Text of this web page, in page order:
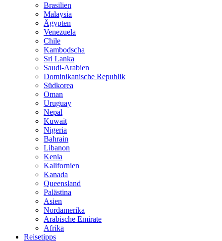
Brasilien
Malaysia
Ägypten
Venezuela
Chile
Kambodscha
Sri Lanka
Saudi-Arabien
Dominikanische Republik
Südkorea
Oman
Uruguay
Nepal
Kuwait
Nigeria
Bahrain
Libanon
Kenia
Kalifornien
Kanada
Queensland
Palästina
Asien
Nordamerika
Arabische Emirate
Afrika
Reisetipps